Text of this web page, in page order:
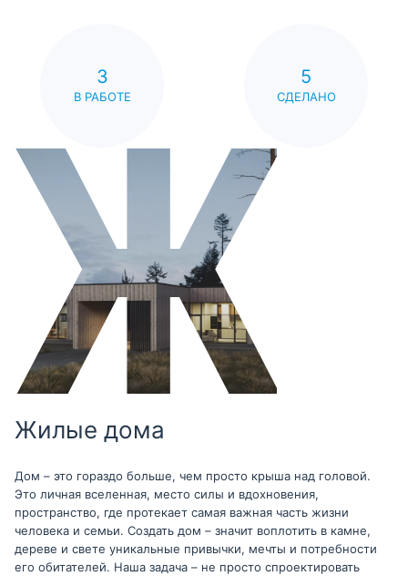
3
В РАБОТЕ
5
СДЕЛАНО
Жилые дома
Дом – это гораздо больше, чем просто крыша над головой.
Это личная вселенная, место силы и вдохновения,
пространство, где протекает самая важная часть жизни
человека и семьи. Создать дом – значит воплотить в камне,
дереве и свете уникальные привычки, мечты и потребности
его обитателей. Наша задача – не просто спроектировать